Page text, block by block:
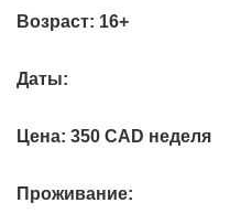
Возраст: 16+
Даты:
Цена: 350 CAD неделя
Проживание: